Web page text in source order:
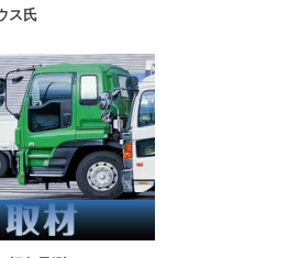
ス氏